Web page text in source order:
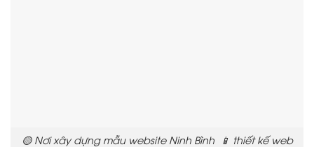
🟡 Nơi xây dựng mẫu website Ninh Bình 📱 thiết kế web